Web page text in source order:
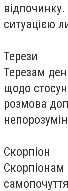
ситуацією
Терези
Терезам
щодо
розмова
Скорпіон
Скорпіонам